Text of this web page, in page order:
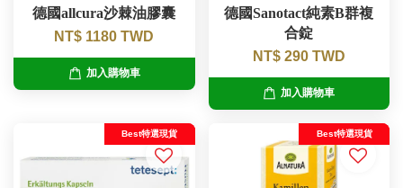
德國allcura沙棘油膠囊
NT$ 1180 TWD
加入購物車
德國Sanotact純素B群複
合錠
NT$ 290 TWD
加入購物車
Best特選現貨 Best特選現貨